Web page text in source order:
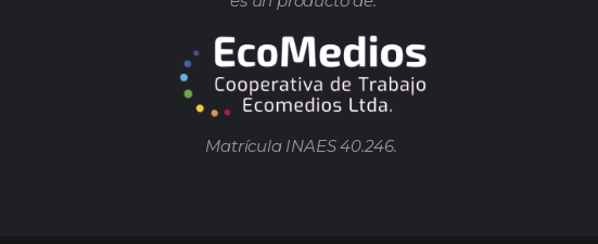
Matrícula INAES 40.246.